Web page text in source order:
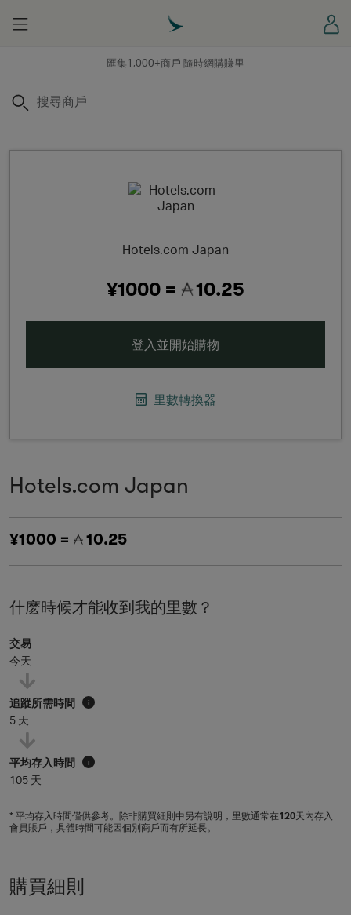
匯集1,000+商戶 隨時網購賺里
Menu
搜尋
Hotels.com Japan
¥1000 = 10.25
登入並開始購物
里數轉換器
Hotels.com Japan
¥1000 = 10.25
什麽時候才能收到我的里數？
交易
今天
追蹤所需時間 i
5 天
平均存入時間 i
105 天
* 平均存入時間僅供參考。除非購買細則中另有說明，里數通常在120天內存入
會員賬戶，具體時間可能因個別商戶而有所延長。
購買細則